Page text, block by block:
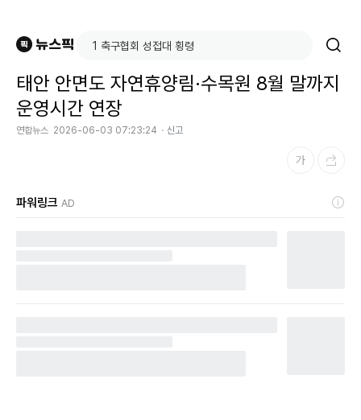
태안 안면도 자연휴양림·수목원 8월 말까지
운영시간 연장
연합뉴스 2026-06-03 07:23:24 신고
파워링크 AD